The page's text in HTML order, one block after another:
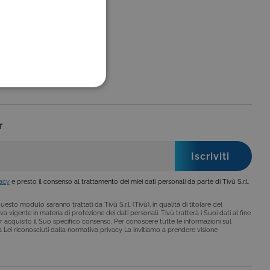
e presto il consenso al trattamento dei miei dati personali da parte di Tivù S.r.l.
modulo saranno trattati da Tivù S.r.l. (Tivù), in qualità di titolare del
vigente in materia di protezione dei dati personali. Tivù tratterà i Suoi dati al fine
il Suo specifico consenso. Per conoscere tutte le informazioni sul
riconosciuti dalla normativa privacy La invitiamo a prendere visione
FUNZIONALITÀ
come la corretta
ai criteri da te
avvisati riguardo alla
di norma, dati